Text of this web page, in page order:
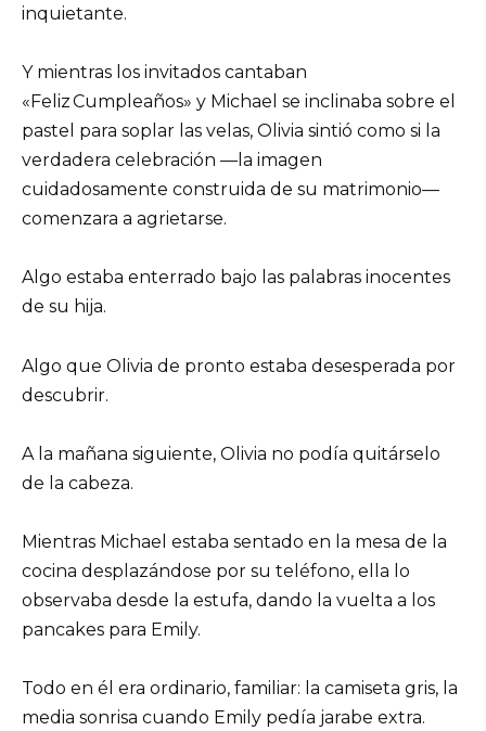
inquietante.
Y mientras los invitados cantaban
«Feliz Cumpleaños» y Michael se inclinaba sobre el
pastel para soplar las velas, Olivia sintió como si la
verdadera celebración —la imagen
cuidadosamente construida de su matrimonio—
comenzara a agrietarse.
Algo estaba enterrado bajo las palabras inocentes
de su hija.
Algo que Olivia de pronto estaba desesperada por
descubrir.
A la mañana siguiente, Olivia no podía quitárselo
de la cabeza.
Mientras Michael estaba sentado en la mesa de la
cocina desplazándose por su teléfono, ella lo
observaba desde la estufa, dando la vuelta a los
pancakes para Emily.
Todo en él era ordinario, familiar: la camiseta gris, la
media sonrisa cuando Emily pedía jarabe extra.